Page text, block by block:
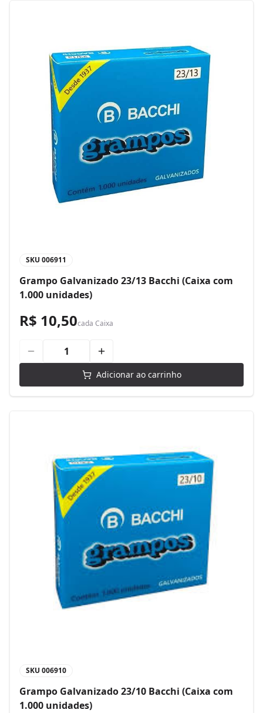
SKU 006911
Grampo Galvanizado 23/13 Bacchi (Caixa com
1.000 unidades)
R$ 10,50cada Caixa
Adicionar ao carrinho
SKU 006910
Grampo Galvanizado 23/10 Bacchi (Caixa com
1.000 unidades)